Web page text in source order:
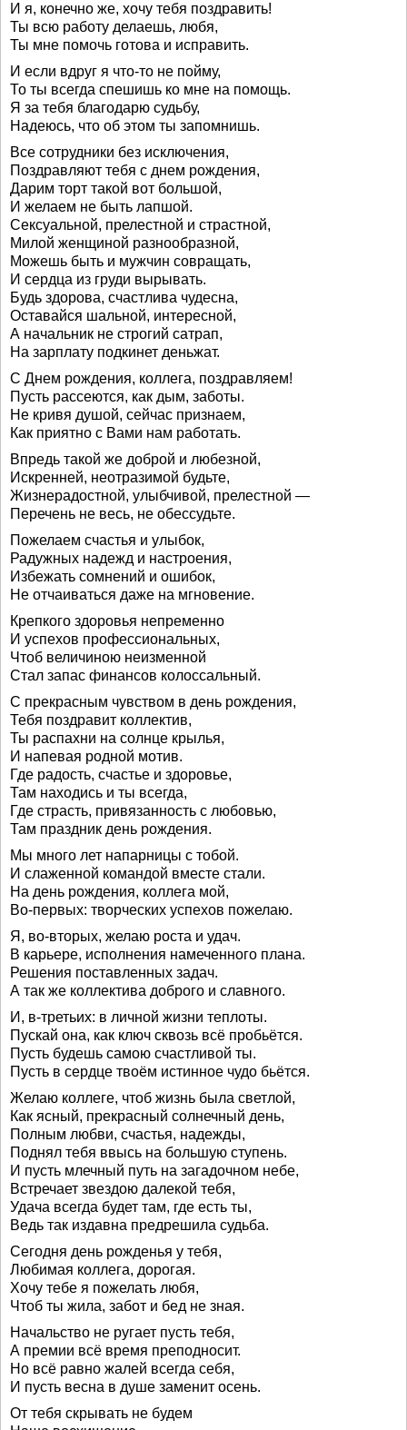
И я, конечно же, хочу тебя поздравить!
Ты всю работу делаешь, любя,
Ты мне помочь готова и исправить.
И если вдруг я что-то не пойму,
То ты всегда спешишь ко мне на помощь.
Я за тебя благодарю судьбу,
Надеюсь, что об этом ты запомнишь.
Все сотрудники без исключения,
Поздравляют тебя с днем рождения,
Дарим торт такой вот большой,
И желаем не быть лапшой.
Сексуальной, прелестной и страстной,
Милой женщиной разнообразной,
Можешь быть и мужчин совращать,
И сердца из груди вырывать.
Будь здорова, счастлива чудесна,
Оставайся шальной, интересной,
А начальник не строгий сатрап,
На зарплату подкинет деньжат.
С Днем рождения, коллега, поздравляем!
Пусть рассеются, как дым, заботы.
Не кривя душой, сейчас признаем,
Как приятно с Вами нам работать.
Впредь такой же доброй и любезной,
Искренней, неотразимой будьте,
Жизнерадостной, улыбчивой, прелестной —
Перечень не весь, не обессудьте.
Пожелаем счастья и улыбок,
Радужных надежд и настроения,
Избежать сомнений и ошибок,
Не отчаиваться даже на мгновение.
Крепкого здоровья непременно
И успехов профессиональных,
Чтоб величиною неизменной
Стал запас финансов колоссальный.
С прекрасным чувством в день рождения,
Тебя поздравит коллектив,
Ты распахни на солнце крылья,
И напевая родной мотив.
Где радость, счастье и здоровье,
Там находись и ты всегда,
Где страсть, привязанность с любовью,
Там праздник день рождения.
Мы много лет напарницы с тобой.
И слаженной командой вместе стали.
На день рождения, коллега мой,
Во-первых: творческих успехов пожелаю.
Я, во-вторых, желаю роста и удач.
В карьере, исполнения намеченного плана.
Решения поставленных задач.
А так же коллектива доброго и славного.
И, в-третьих: в личной жизни теплоты.
Пускай она, как ключ сквозь всё пробьётся.
Пусть будешь самою счастливой ты.
Пусть в сердце твоём истинное чудо бьётся.
Желаю коллеге, чтоб жизнь была светлой,
Как ясный, прекрасный солнечный день,
Полным любви, счастья, надежды,
Поднял тебя ввысь на большую ступень.
И пусть млечный путь на загадочном небе,
Встречает звездою далекой тебя,
Удача всегда будет там, где есть ты,
Ведь так издавна предрешила судьба.
Сегодня день рожденья у тебя,
Любимая коллега, дорогая.
Хочу тебе я пожелать любя,
Чтоб ты жила, забот и бед не зная.
Начальство не ругает пусть тебя,
А премии всё время преподносит.
Но всё равно жалей всегда себя,
И пусть весна в душе заменит осень.
От тебя скрывать не будем